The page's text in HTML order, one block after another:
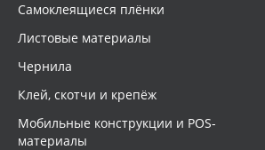
Самоклеящиеся плёнки
Листовые материалы
Чернила
Клей, скотчи и крепёж
Мобильные конструкции и POS-
материалы